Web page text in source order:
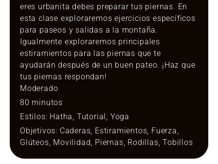
eres urbanita debes preparar tus piernas. En
esta clase exploraremos ejercicios específicos
para paseos y salidas a la montaña.
Igualmente exploraremos principales
estiramientos para las piernas que te
ayudarán después de un buen pateo. ¡Haz que
tus piernas respondan!
Moderado
80 minutos
Estilos: Hatha Tutorial Yoga
Objetivos: Caderas Estiramientos Fuerza
Glúteos Movilidad Piernas Rodillas ,Tobillos